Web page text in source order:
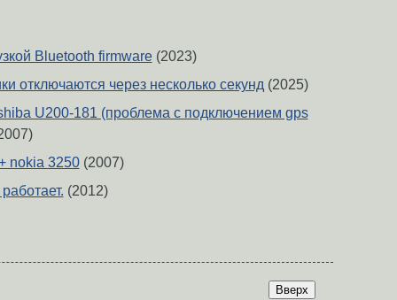
Bluetooth firmware(2023)
отключаются через несколько секунд (2025)
U200-181 (проблема с подключением gps
nokia 3250(2007)
(2012)
Вверх